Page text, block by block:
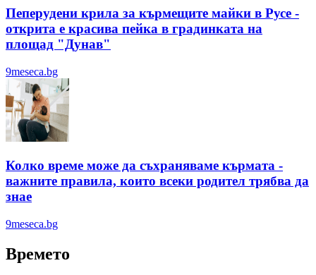
Пеперудени крила за кърмещите майки в Русе -
открита е красива пейка в градинката на
площад "Дунав"
9meseca.bg
Колко време може да съхраняваме кърмата -
важните правила, които всеки родител трябва да
знае
9meseca.bg
Времето